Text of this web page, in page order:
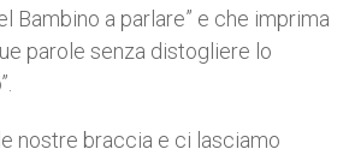
Bambino a parlare” e che imprima
parole senza distogliere lo
nostre braccia e ci lasciamo